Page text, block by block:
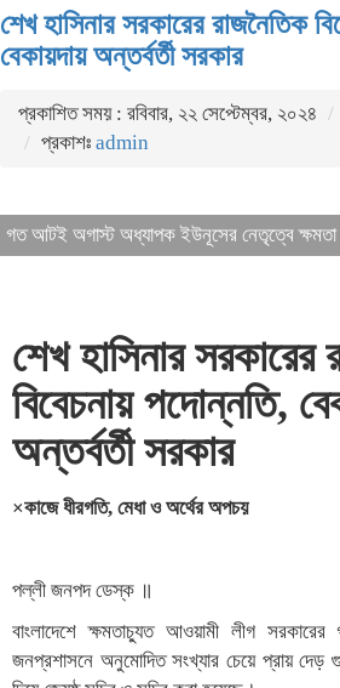
শেখ হাসিনার সরকারের রাজনৈতিক
বেকায়দায় অন্তর্বর্তী সরকার
প্রকাশিত সময় : রবিবার, ২২ সেপ্টেম্বর, ২০২৪
প্রকাশঃ admin
গত আটই অগাস্ট অধ্যাপক ইউনূসের নেতৃত্বে ক্ষমতা
শেখ হাসিনার সরকারের
বিবেচনায় পদোন্নতি,
অন্তর্বর্তী সরকার
×কাজে ধীরগতি, মেধা ও অর্থের অপচয়
পল্লী জনপদ ডেস্ক ॥
বাংলাদেশে ক্ষমতাচ্যুত আওয়ামী লীগ
জনপ্রশাসনে অনুমোদিত সংখ্যার চেয়ে প্রায় দেড়